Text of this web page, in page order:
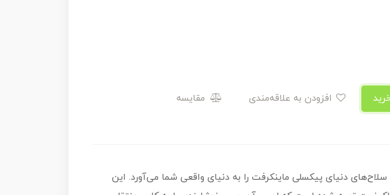
مقایسه
دنیای پیکسلی ماینکرفت را به دنیای واقعی شما می‌آورد. این